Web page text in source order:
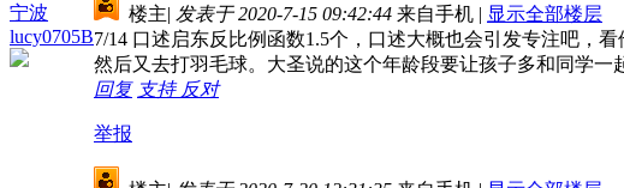
宁波
lucy0705B
楼主| 发表于 2020-7-15 09:42:44 来自手机 | 显示全部楼层
7/14 口述启东反比例函数1.5个，口述大概也会引发专注吧，
然后又去打羽毛球。大圣说的这个年龄段要让孩子多和同学一
回复 支持 反对
举报